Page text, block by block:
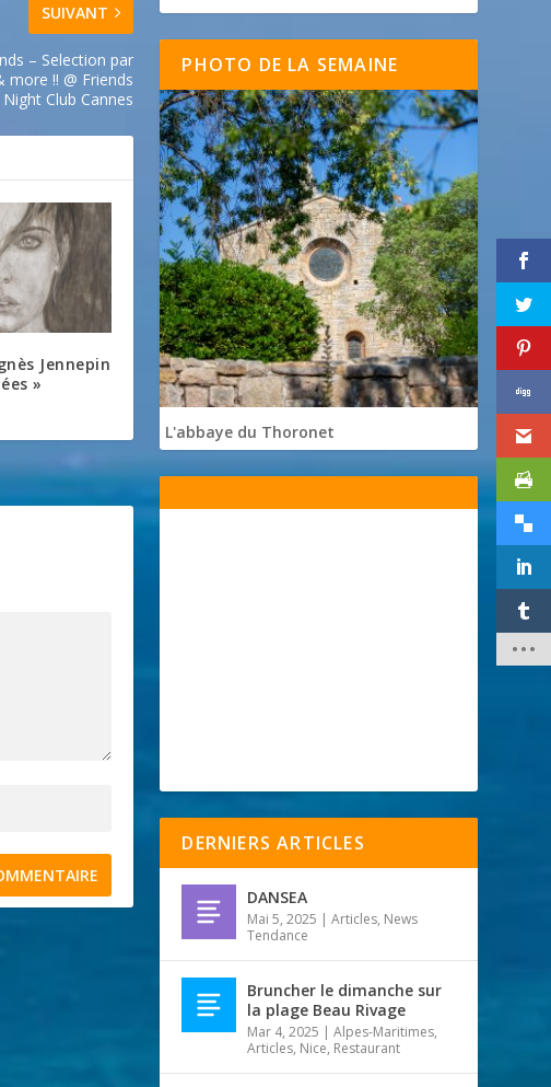
SUIVANT
– Selection par
more !! @ Friends
Club Cannes
Jennepin
»
PHOTO DE LA SEMAINE
L'abbaye du Thoronet
DERNIERS ARTICLES
DANSEA
Mai 5, 2025 |Articles, News
Tendance
Bruncher le dimanche sur
la plage Beau Rivage
Mar 4, 2025 |Alpes-Maritimes,
Articles, Nice, Restaurant